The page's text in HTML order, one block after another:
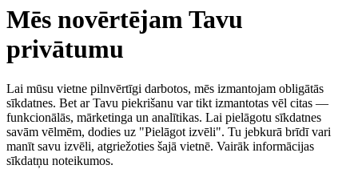
Mēs novērtējam Tavu
privātumu
Lai mūsu vietne pilnvērtīgi darbotos, mēs izmantojam obligātās
sīkdatnes. Bet ar Tavu piekrišanu var tikt izmantotas vēl citas —
funkcionālās, mārketinga un analītikas. Lai pielāgotu sīkdatnes
savām vēlmēm, dodies uz "Pielāgot izvēli". Tu jebkurā brīdī vari
manīt savu izvēli, atgriežoties šajā vietnē. Vairāk informācijas
sīkdatņu noteikumos.